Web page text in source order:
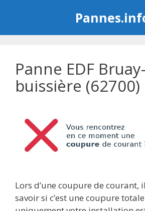
Panne EDF
buissière (62700)
Lors d’une coupure de courant,
savoir si c’est une coupure